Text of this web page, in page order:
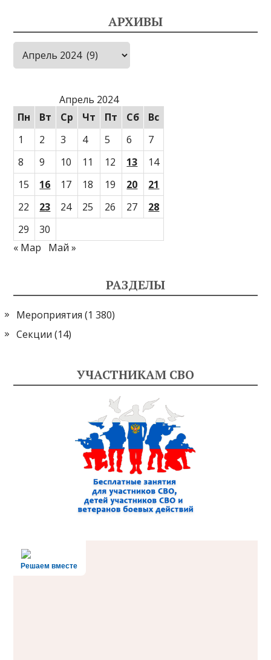
АРХИВЫ
Архивы
Апрель 2024
Пн
Вт Ср Чт Пт Сб
Вс
1
2 3 4 5 6
7
8
9 10 11 12 13
14
15
16 17 18 19 20
21
22
23 24 25 26 27
28
29
30
« Мар
Май »
РАЗДЕЛЫ
Мероприятия (1 380)
Секции (14)
УЧАСТНИКАМ СВО
Решаем вместе